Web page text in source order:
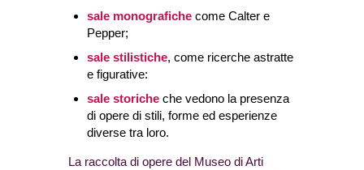
sale monografichecome Calter e
Pepper;
sale stilistiche, come ricerche astratte
e figurative:
sale storicheche vedono la presenza
di opere di stili, forme ed esperienze
diverse tra loro.
La raccolta di opere del Museo di Arti